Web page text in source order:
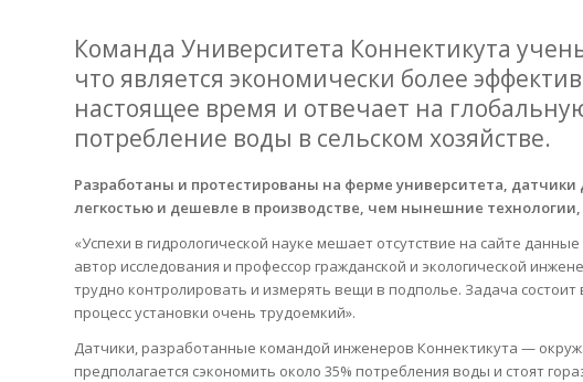
Команда Университета Коннектикута
что является экономически более
настоящее время и отвечает на
потребление воды в сельском хозяйстве.
Разработаны и протестированы на ферме университета,
легкостью и дешевле в производстве, чем нынешние
«Успехи в гидрологической науке мешает отсутствие на сайте
автор исследования и профессор гражданской и экологической
трудно контролировать и измерять вещи в подполье. Задача
процесс установки очень трудоемкий».
Датчики, разработанные командой инженеров Коннектикута —
предполагается сэкономить около 35% потребления воды и стоят